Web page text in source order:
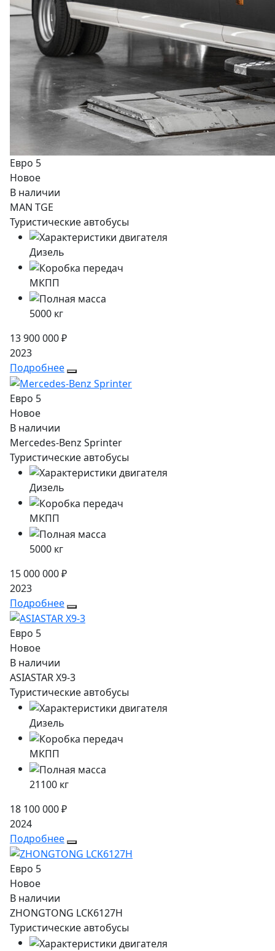
Евро 5
Новое
В наличии
MAN TGE
Туристические автобусы
Дизель
МКПП
5000 кг
13 900 000 ₽
2023
Подробнее
Евро 5
Новое
В наличии
Mercedes-Benz Sprinter
Туристические автобусы
Дизель
МКПП
5000 кг
15 000 000 ₽
2023
Подробнее
Евро 5
Новое
В наличии
ASIASTAR X9-3
Туристические автобусы
Дизель
МКПП
21100 кг
18 100 000 ₽
2024
Подробнее
Евро 5
Новое
В наличии
ZHONGTONG LCK6127H
Туристические автобусы